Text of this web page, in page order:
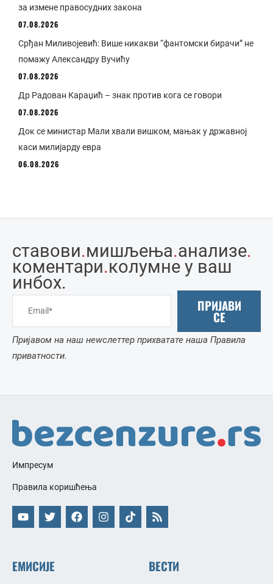
за измене правосудних закона
07.08.2026
Срђан Миливојевић: Више никакви “фантомски бирачи” не
помажу Александру Вучићу
07.08.2026
Др Радован Караџић – знак против кога се говори
07.08.2026
Док се министар Мали хвали вишком, мањак у државној
каси милијарду евра
06.08.2026
ставови.мишљења.анализе.
коментари.колумне у ваш
инбоx.
ПРИЈАВИ
СЕ
Пријавом на наш неwслеттер прихватате наша Правила
приватности.
Импресум
Правила коришћења
ЕМИСИЈЕ ВЕСТИ